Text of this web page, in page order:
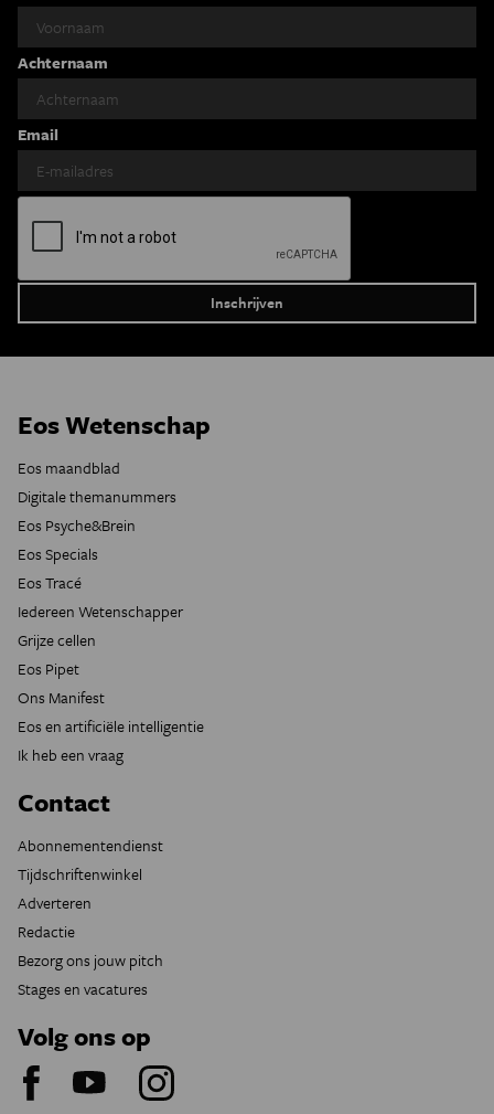
Achternaam
Email
Eos Wetenschap
Eos maandblad
Digitale themanummers
Eos Psyche&Brein
Eos Specials
Eos Tracé
Iedereen Wetenschapper
Grijze cellen
Eos Pipet
Ons Manifest
Eos en artificiële intelligentie
Ik heb een vraag
Contact
Abonnementendienst
Tijdschriftenwinkel
Adverteren
Redactie
Bezorg ons jouw pitch
Stages en vacatures
Volg ons op